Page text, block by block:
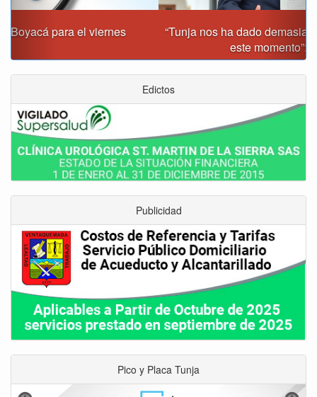
“Tunja nos ha dado demasiado y no podemos fallarle en
este momento”: Carlos Amaya
Edictos
Publicidad
Pico y Placa Tunja